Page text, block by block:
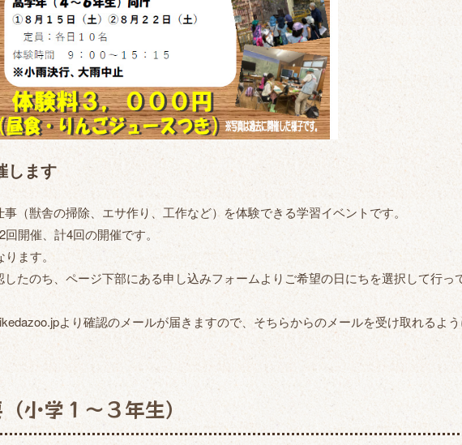
します
（獣舎の掃除、エサ作り、工作など）を体験できる学習イベントです。
開催、計4回の開催です。
ります。
たのち、ページ下部にある申し込みフォームよりご希望の日にちを選択して行っ
より確認のメールが届きますので、そちらからのメールを受け取れるよ
小学１～３年生）